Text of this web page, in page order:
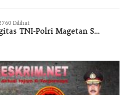
Dilihat
TNI-Polri Magetan S…